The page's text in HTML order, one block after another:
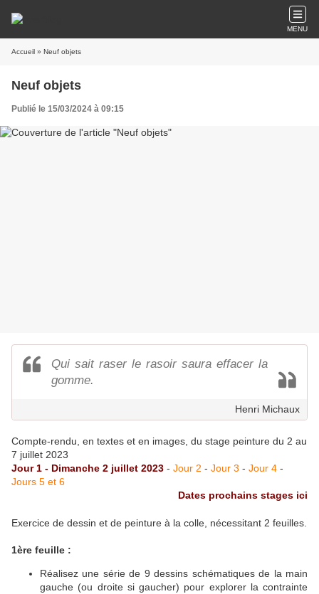
MENU
Accueil » Neuf objets
Neuf objets
Publié le 15/03/2024 à 09:15
Qui sait raser le rasoir saura effacer la
gomme.
Henri Michaux
Compte-rendu, en textes et en images, du stage peinture du 2 au
7 juillet 2023
Jour 1 - Dimanche 2 juillet 2023 - Jour 2 - Jour 3 - Jour 4 -
Jours 5 et 6
Dates prochains stages ici
Exercice de dessin et de peinture à la colle, nécessitant 2 feuilles.
1ère feuille :
Réalisez une série de 9 dessins schématiques de la main
gauche (ou droite si gaucher) pour explorer la contrainte